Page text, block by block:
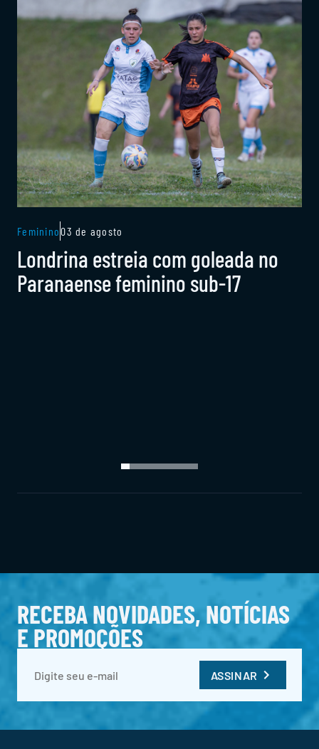
Feminino03 de agosto
Londrina estreia com goleada no
Paranaense feminino sub-17
RECEBA NOVIDADES, NOTÍCIAS
E PROMOÇÕES
ASSINAR